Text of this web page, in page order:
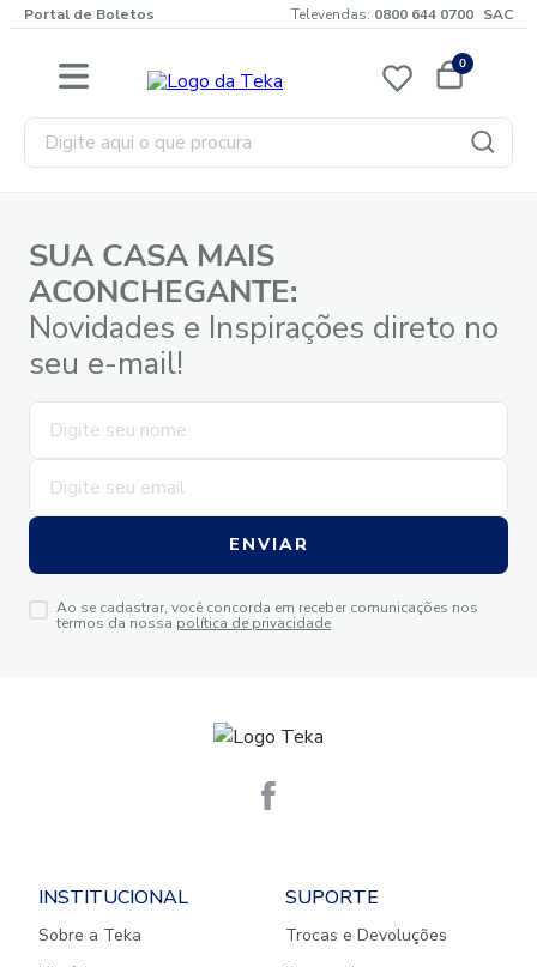
Portal de Boletos Televendas: 0800 644 0700 SAC
0
Digite aqui o que procura
SUA CASA MAIS
ACONCHEGANTE:
Novidades e Inspirações direto no
seu e-mail!
ENVIAR
Ao se cadastrar, você concorda em receber comunicações nos
termos da nossa política de privacidade
INSTITUCIONAL
Sobre a Teka
SUPORTE
Trocas e Devoluções